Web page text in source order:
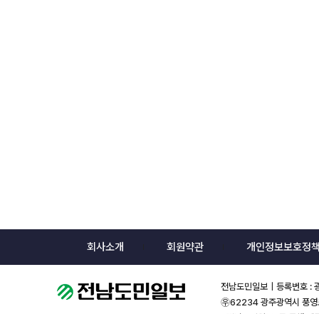
회사소개 회원약관 개인정보보호정
전남도민일보｜등록번호 :
㉾62234 광주광역시 풍